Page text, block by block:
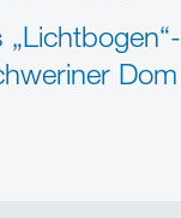
Dom